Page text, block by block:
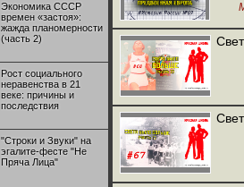
Экономика СССР
времен «застоя»:
жажда планомерности
(часть 2)
Рост социального
неравенства в 21
веке: причины и
последствия
"Строки и Звуки" на
эгалите-фесте "Не
Пряча Лица"